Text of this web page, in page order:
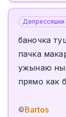
Депрессяшки
баночка
пачка
ужынаю
прямо как
©Bartos